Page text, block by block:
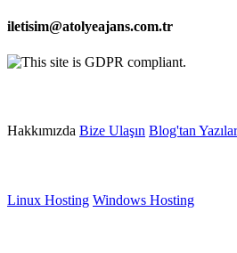
iletisim@atolyeajans.com.tr
Hakkımızda Bize Ulaşın Blog'tan Yazılar
Linux Hosting Windows Hosting